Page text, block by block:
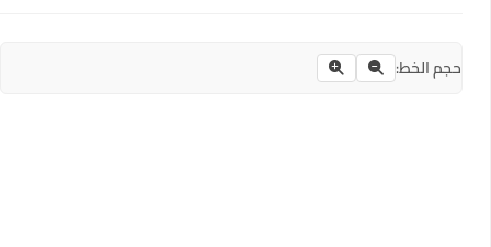
حجم الخط: